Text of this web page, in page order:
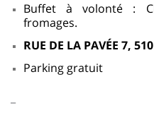
Buffet à volonté :
fromages.
RUE DE LA PAVÉE 7,
Parking gratuit